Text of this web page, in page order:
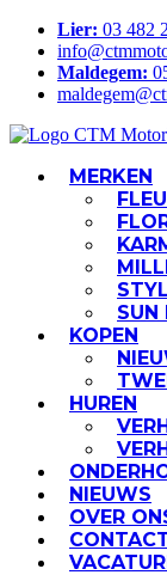
Lier: 03 482
Maldegem:
MERKEN
SUN
KOPEN
HUREN
NIEUWS
OVER